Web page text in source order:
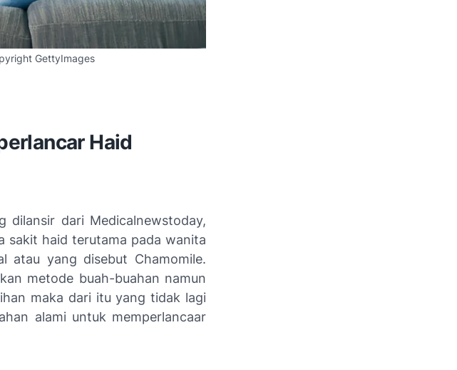
GettyImages
Haid
dilansir dari Medicalnewstoday,
sakit haid terutama pada wanita
atau yang disebut Chamomile.
metode buah-buahan namun
maka dari itu yang tidak lagi
alami untuk memperlancaar